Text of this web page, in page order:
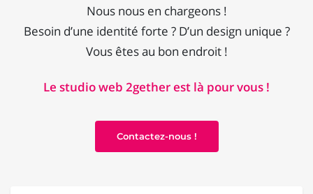
Nous nous en chargeons !
Besoin d’une identité forte ? D’un design unique ?
Vous êtes au bon endroit !
Le studio web 2gether est là pour vous !
Contactez-nous !